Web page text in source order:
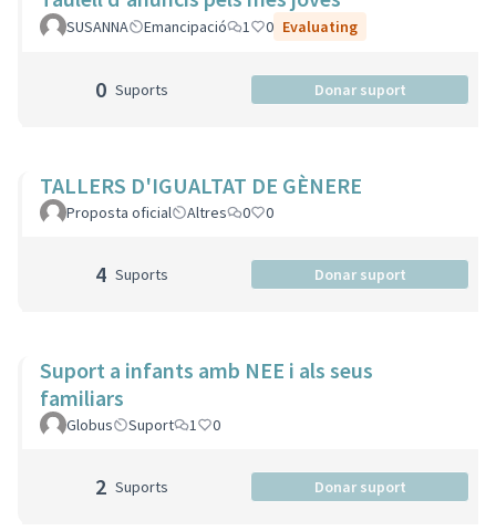
SUSANNA Emancipació 1 0 Evaluating
0 Suports Donar suport
TALLERS D'IGUALTAT DE GÈNERE
Proposta oficial Altres 0 0
4 Suports Donar suport
Suport a infants amb NEE i als seus
familiars
Globus Suport 1 0
2 Suports Donar suport